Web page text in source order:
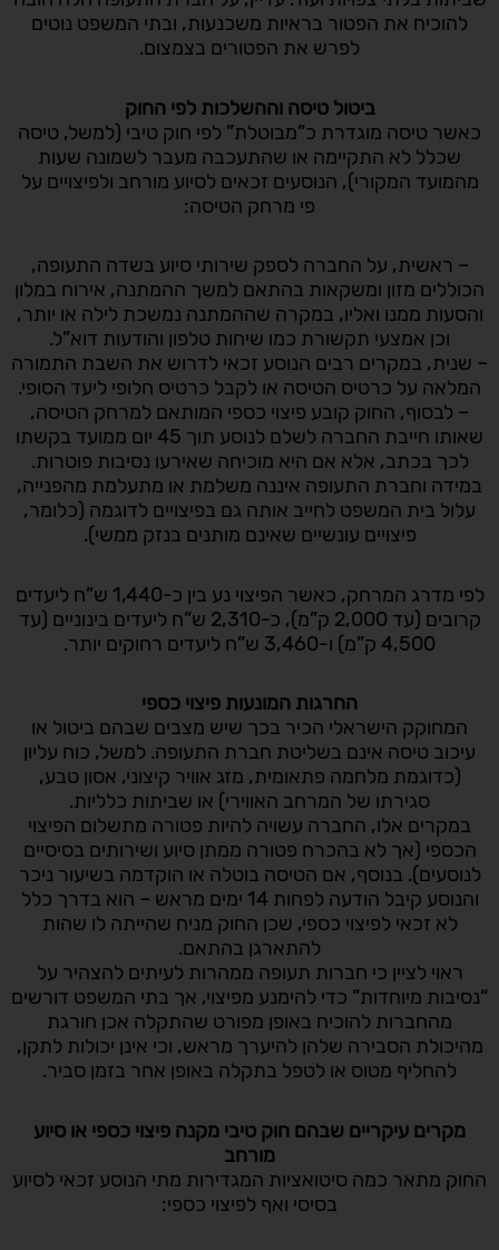
להוכיח את הפטור בראיות משכנעות, ובתי המשפט נוטים
לפרש את הפטורים בצמצום.
ביטול טיסה וההשלכות לפי החוק
כאשר טיסה מוגדרת כ”מבוטלת” לפי חוק טיבי (למשל, טיסה
שכלל לא התקיימה או שהתעכבה מעבר לשמונה שעות
מהמועד המקורי), הנוסעים זכאים לסיוע מורחב ולפיצויים על
פי מרחק הטיסה:
– ראשית, על החברה לספק שירותי סיוע בשדה התעופה,
הכוללים מזון ומשקאות בהתאם למשך ההמתנה, אירוח במלון
והסעות ממנו ואליו, במקרה שההמתנה נמשכת לילה או יותר,
וכן אמצעי תקשורת כמו שיחות טלפון והודעות דוא”ל.
– שנית, במקרים רבים הנוסע זכאי לדרוש את השבת התמורה
המלאה על כרטיס הטיסה או לקבל כרטיס חלופי ליעד הסופי.
– לבסוף, החוק קובע פיצוי כספי המותאם למרחק הטיסה,
שאותו חייבת החברה לשלם לנוסע תוך 45 יום ממועד בקשתו
לכך בכתב, אלא אם היא מוכיחה שאירעו נסיבות פוטרות.
במידה וחברת התעופה איננה משלמת או מתעלמת מהפנייה,
עלול בית המשפט לחייב אותה גם בפיצויים לדוגמה (כלומר,
פיצויים עונשיים שאינם מותנים בנזק ממשי).
לפי מדרג המרחק, כאשר הפיצוי נע בין כ-1,440 ש”ח ליעדים
קרובים (עד 2,000 ק”מ), כ-2,310 ש”ח ליעדים בינוניים (עד
4,500 ק”מ) ו-3,460 ש”ח ליעדים רחוקים יותר.
החרגות המונעות פיצוי כספי
המחוקק הישראלי הכיר בכך שיש מצבים שבהם ביטול או
עיכוב טיסה אינם בשליטת חברת התעופה. למשל, כוח עליון
(כדוגמת מלחמה פתאומית, מזג אוויר קיצוני, אסון טבע,
סגירתו של המרחב האווירי) או שביתות כלליות.
במקרים אלו, החברה עשויה להיות פטורה מתשלום הפיצוי
הכספי (אך לא בהכרח פטורה ממתן סיוע ושירותים בסיסיים
לנוסעים). בנוסף, אם הטיסה בוטלה או הוקדמה בשיעור ניכר
והנוסע קיבל הודעה לפחות 14 ימים מראש – הוא בדרך כלל
לא זכאי לפיצוי כספי, שכן החוק מניח שהייתה לו שהות
להתארגן בהתאם.
ראוי לציין כי חברות תעופה ממהרות לעיתים להצהיר על
“נסיבות מיוחדות” כדי להימנע מפיצוי, אך בתי המשפט דורשים
מהחברות להוכיח באופן מפורט שהתקלה אכן חורגת
מהיכולת הסבירה שלהן להיערך מראש, וכי אינן יכולות לתקן,
להחליף מטוס או לטפל בתקלה באופן אחר בזמן סביר.
מקרים עיקריים שבהם חוק טיבי מקנה פיצוי כספי או סיוע
מורחב
החוק מתאר כמה סיטואציות המגדירות מתי הנוסע זכאי לסיוע
בסיסי ואף לפיצוי כספי: